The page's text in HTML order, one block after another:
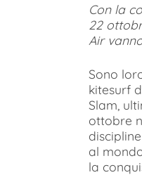
Con la
22
Air
Sono
kitesurf
Slam,
ottobre
al
la